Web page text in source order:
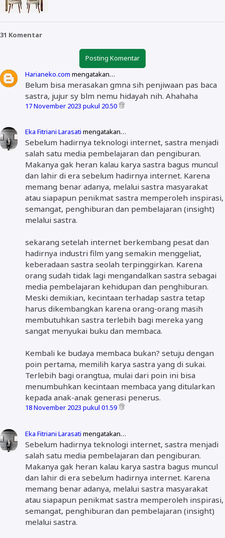
31 Komentar
Posting Komentar
Harianeko.com mengatakan…
Belum bisa merasakan gmna sih penjiwaan pas baca
sastra, jujur sy blm nemu hidayah nih. Ahahaha
17 November 2023 pukul 20.50
Eka Fitriani Larasati mengatakan…
Sebelum hadirnya teknologi internet, sastra menjadi
salah satu media pembelajaran dan pengiburan.
Makanya gak heran kalau karya sastra bagus muncul
dan lahir di era sebelum hadirnya internet. Karena
memang benar adanya, melalui sastra masyarakat
atau siapapun penikmat sastra memperoleh inspirasi,
semangat, penghiburan dan pembelajaran (insight)
melalui sastra.
sekarang setelah internet berkembang pesat dan
hadirnya industri film yang semakin menggeliat,
keberadaan sastra seolah terpinggirkan. Karena
orang sudah tidak lagi mengandalkan sastra sebagai
media pembelajaran kehidupan dan penghiburan.
Meski demikian, kecintaan terhadap sastra tetap
harus dikembangkan karena orang-orang masih
membutuhkan sastra terlebih bagi mereka yang
sangat menyukai buku dan membaca.
Kembali ke budaya membaca bukan? setuju dengan
poin pertama, memilih karya sastra yang di sukai.
Terlebih bagi orangtua, mulai dari poin ini bisa
menumbuhkan kecintaan membaca yang ditularkan
kepada anak-anak generasi penerus.
18 November 2023 pukul 01.59
Eka Fitriani Larasati mengatakan…
Sebelum hadirnya teknologi internet, sastra menjadi
salah satu media pembelajaran dan pengiburan.
Makanya gak heran kalau karya sastra bagus muncul
dan lahir di era sebelum hadirnya internet. Karena
memang benar adanya, melalui sastra masyarakat
atau siapapun penikmat sastra memperoleh inspirasi,
semangat, penghiburan dan pembelajaran (insight)
melalui sastra.